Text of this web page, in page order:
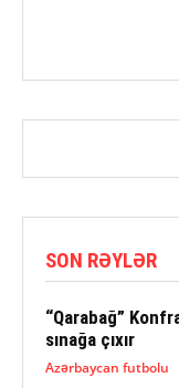
SON RƏYLƏR
“Qarabağ”
sınağa çıxır
Azərbaycan futbolu